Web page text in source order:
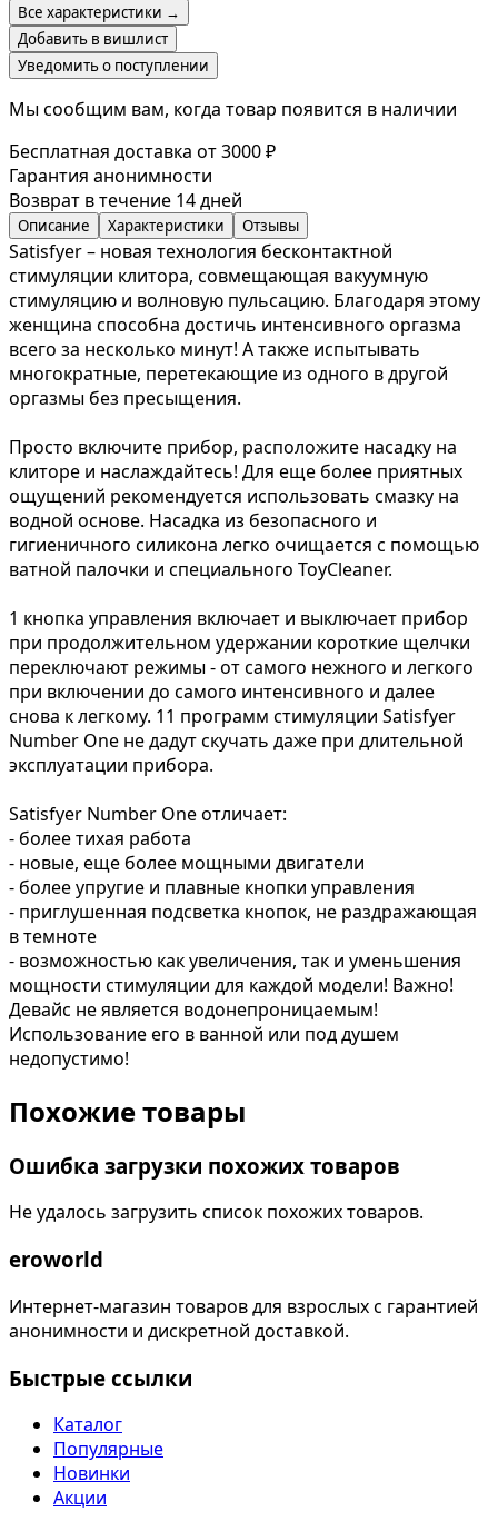
Все характеристики →
Добавить в вишлист
Уведомить о поступлении
Мы сообщим вам, когда товар появится в наличии
Бесплатная доставка от 3000 ₽
Гарантия анонимности
Возврат в течение 14 дней
Описание Характеристики Отзывы
Satisfyer – новая технология бесконтактной
стимуляции клитора, совмещающая вакуумную
стимуляцию и волновую пульсацию. Благодаря этому
женщина способна достичь интенсивного оргазма
всего за несколько минут! А также испытывать
многократные, перетекающие из одного в другой
оргазмы без пресыщения.
Просто включите прибор, расположите насадку на
клиторе и наслаждайтесь! Для еще более приятных
ощущений рекомендуется использовать смазку на
водной основе. Насадка из безопасного и
гигиеничного силикона легко очищается с помощью
ватной палочки и специального ToyCleaner.
1 кнопка управления включает и выключает прибор
при продолжительном удержании короткие щелчки
переключают режимы - от самого нежного и легкого
при включении до самого интенсивного и далее
снова к легкому. 11 программ стимуляции Satisfyer
Number One не дадут скучать даже при длительной
эксплуатации прибора.
Satisfyer Number One отличает:
- более тихая работа
- новые, еще более мощными двигатели
- более упругие и плавные кнопки управления
- приглушенная подсветка кнопок, не раздражающая
в темноте
- возможностью как увеличения, так и уменьшения
мощности стимуляции для каждой модели! Важно!
Девайс не является водонепроницаемым!
Использование его в ванной или под душем
недопустимо!
Похожие товары
Ошибка загрузки похожих товаров
Не удалось загрузить список похожих товаров.
eroworld
Интернет-магазин товаров для взрослых с гарантией
анонимности и дискретной доставкой.
Быстрые ссылки
Каталог
Популярные
Новинки
Акции